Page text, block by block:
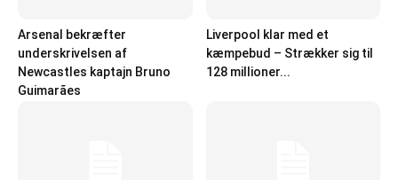
Arsenal bekræfter
underskrivelsen af
Newcastles kaptajn Bruno
Guimarães
Liverpool klar med et
kæmpebud – Strækker sig til
128 millioner...